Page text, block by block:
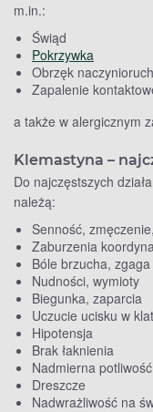
m.in.:
Świąd
Pokrzywka
Obrzęk
Zapalenie
a także w alergicznym
Klemastyna –
Do najczęstszych
należą:
Senność,
Zaburzenia
Bóle brzucha, zgaga
Nudności, wymioty
Biegunka, zaparcia
Uczucie ucisku w
Hipotensja
Brak łaknienia
Nadmierna potliwość
Dreszcze
Nadwrażliwość na